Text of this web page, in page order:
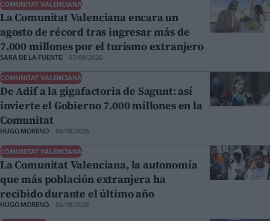
COMUNITAT VALENCIANA
La Comunitat Valenciana encara un
agosto de récord tras ingresar más de
7.000 millones por el turismo extranjero
SARA DE LA FUENTE 07/08/2026
COMUNITAT VALENCIANA
De Adif a la gigafactoria de Sagunt: así
invierte el Gobierno 7.000 millones en la
Comunitat
HUGO MORENO 06/08/2026
COMUNITAT VALENCIANA
La Comunitat Valenciana, la autonomía
que más población extranjera ha
recibido durante el último año
HUGO MORENO 06/08/2026